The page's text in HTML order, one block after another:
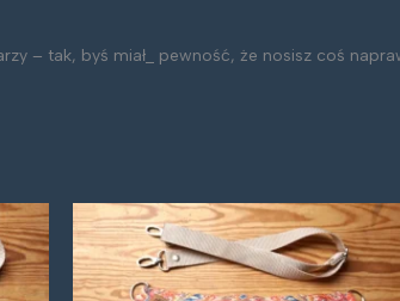
– tak, byś miał_ pewność, że nosisz coś